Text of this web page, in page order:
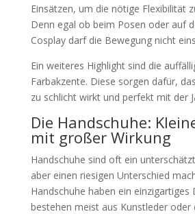
Einsätzen, um die nötige Flexibilität
Denn egal ob beim Posen oder auf
Cosplay darf die Bewegung nicht
Ein weiteres Highlight sind die
Farbakzente. Diese sorgen dafür,
zu schlicht wirkt und perfekt mit der
Die Handschuhe:
mit großer Wirkung
Handschuhe sind oft ein
aber einen riesigen Unterschied
Handschuhe haben ein einzigartiges
bestehen meist aus Kunstleder oder